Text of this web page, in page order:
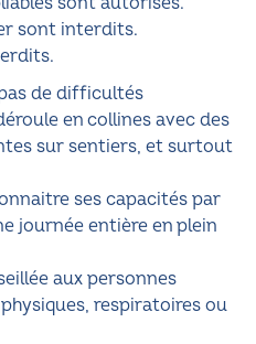
sont interdits.
de difficultés
en collines avec des
sur sentiers, et surtout
ses capacités par
journée entière en plein
aux personnes
respiratoires ou